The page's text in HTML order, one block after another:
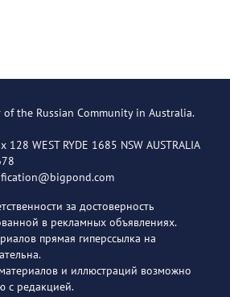
the Russian Community in Australia.
WEST RYDE 1685 NSW AUSTRALIA
за достоверность
в рекламных объявлениях.
прямая гиперссылка на
и иллюстраций возможно
с редакцией.